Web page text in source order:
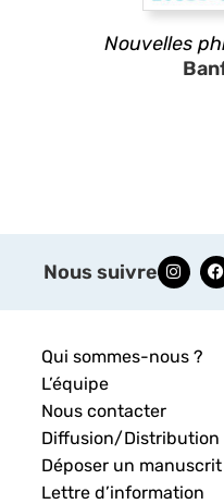
Nouvelles
Nous suivre
Qui sommes-nous ?
L’équipe
Nous contacter
Diffusion/Distribution
Déposer un manuscrit
Lettre d’information